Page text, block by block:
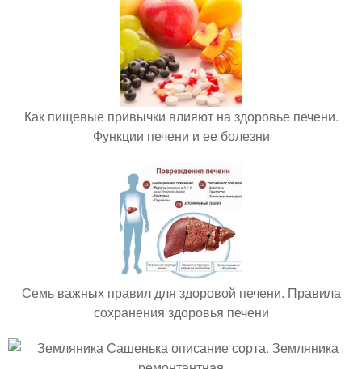
Как пищевые привычки влияют на здоровье печени.
Функции печени и ее болезни
Семь важных правил для здоровой печени. Правила
сохранения здоровья печени